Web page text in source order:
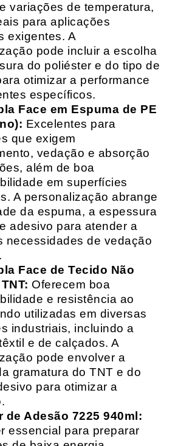
variações de temperatura,
para aplicações
exigentes. A
pode incluir a escolha
do poliéster e do tipo de
otimizar a performance
específicos.
Face em Espuma de PE
Excelentes para
que exigem
vedação e absorção
além de boa
em superfícies
A personalização abrange
da espuma, a espessura
adesivo para atender a
necessidades de vedação
Face de Tecido Não
Oferecem boa
e resistência ao
utilizadas em diversas
industriais, incluindo a
e de calçados. A
pode envolver a
gramatura do TNT e do
para otimizar a
de Adesão 7225 940ml:
essencial para preparar